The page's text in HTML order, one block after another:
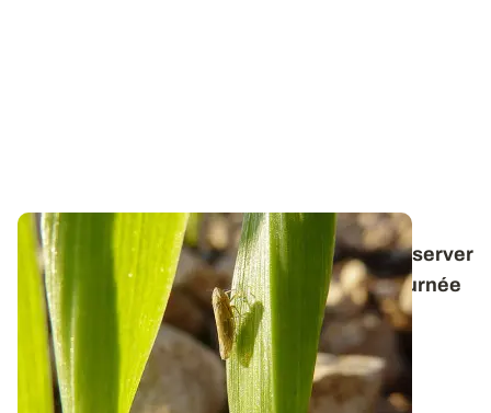
Ravageurs d'automne - Cicadelles : les observer
pendant la période la plus chaude de la journée
Les cicadelles de l’espècePsammotettix
alienus transmettent les virus de la maladie des...
14 NOV. 2025